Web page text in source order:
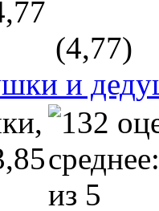
(4,77)
и